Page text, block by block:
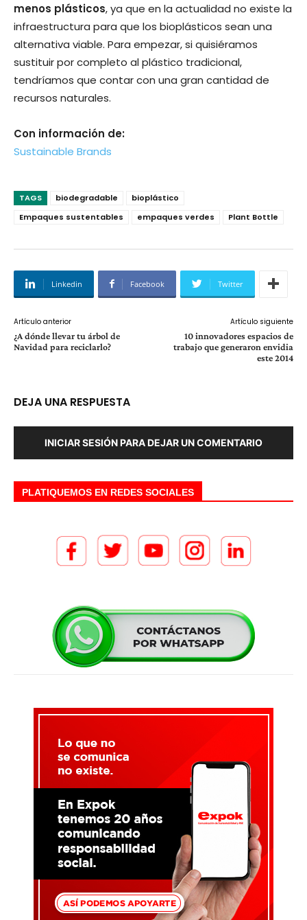
menos plásticos, ya que en la actualidad no existe la
infraestructura para que los bioplásticos sean una
alternativa viable. Para empezar, si quisiéramos
sustituir por completo al plástico tradicional,
tendríamos que contar con una gran cantidad de
recursos naturales.
Con información de:
Sustainable Brands
TAGS biodegradable
bioplástico
Empaques sustentables
empaques verdes Plant Bottle
Linkedin Facebook Twitter
Artículo anterior
¿A dónde llevar tu árbol de
Navidad para reciclarlo?
Artículo siguiente
10 innovadores espacios de
trabajo que generaron envidia
este 2014
DEJA UNA RESPUESTA
INICIAR SESIÓN PARA DEJAR UN COMENTARIO
PLATIQUEMOS EN REDES SOCIALES